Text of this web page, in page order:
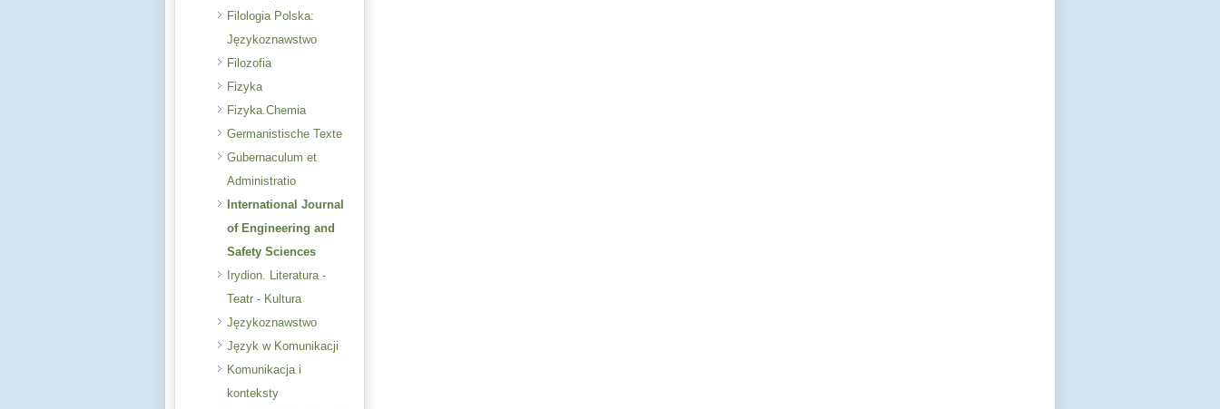
Filologia Polska:
Językoznawstwo
Filozofia
Fizyka
Fizyka.Chemia
Germanistische Texte
Gubernaculum et
Administratio
International Journal
of Engineering and
Safety Sciences
Irydion. Literatura -
Teatr - Kultura
Językoznawstwo
Język w Komunikacji
Komunikacja i
konteksty